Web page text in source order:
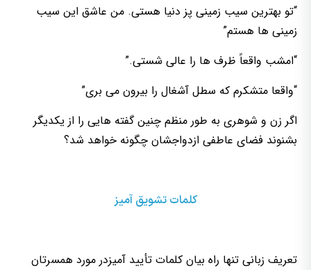
“تو بهترین سیب زمینی پز دنیا هستی. من عاشق این سیب
زمینی ها هستم”
“امشب واقعاً ظرف ها را عالی شستی.”
“واقعا متشکرم که سطل آشغال را بیرون می بری”
اگر زن و شوهری به طور منظم چنین گفته هایی را از یکدیگر
بشنوند فضای عاطفی ازدواجشان چگونه خواهد شد؟
کلمات تشویق آمیز
تعریف زبانی تنها راه بیان کلمات تأیید آمیزدر مورد همسرتان